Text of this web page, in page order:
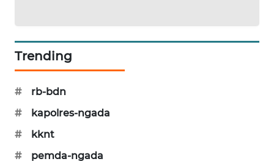
Trending
#
rb-bdn
#
kapolres-ngada
#
kknt
#
pemda-ngada